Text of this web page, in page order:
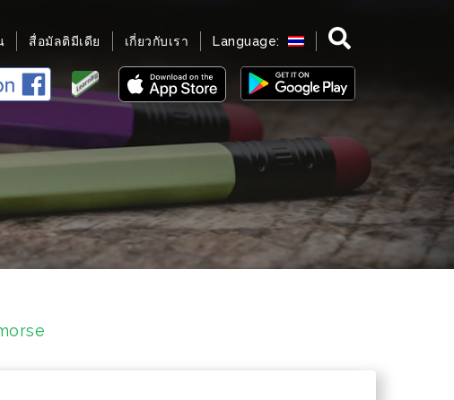
สื่อมัลติมีเดีย เกี่ยวกับเรา Language: